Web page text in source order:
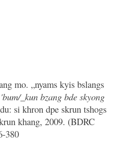
mo. „nyams kyis bslangs
_kun bzang bde skyong
si khron dpe skrun tshogs
khang, 2009. (BDRC
380